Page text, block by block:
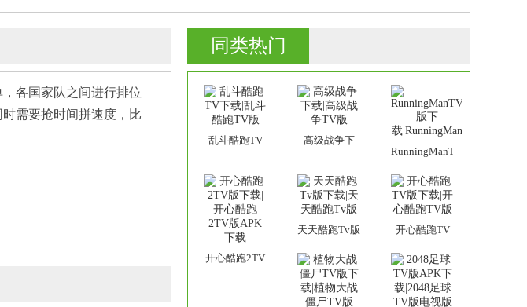
各国家队之间进行排位
需要抢时间拼速度，比
同类热门
乱斗酷跑TV
跑TV版
高级战争下
TV版
RunningManTV
载|RunningMan
开心酷跑2TV
天天酷跑Tv版
跑Tv版
开心酷跑TV
酷跑TV版